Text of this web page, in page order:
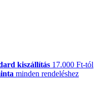
kiszállítás 17.000 Ft-tól
minden rendeléshez